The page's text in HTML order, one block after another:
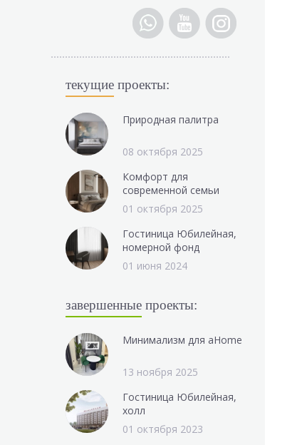
текущие проекты:
Природная палитра
08 октября 2025
Комфорт для
современной семьи
01 октября 2025
Гостиница Юбилейная,
номерной фонд
01 июня 2024
завершенные проекты:
Минимализм для aHome
13 ноября 2025
Гостиница Юбилейная,
холл
01 октября 2023